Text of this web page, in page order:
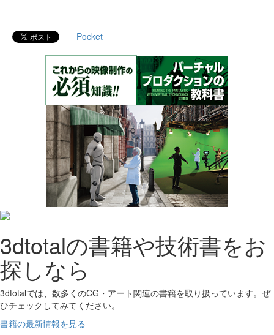
Pocket
3dtotalの書籍や技術書をお
探しなら
3dtotalでは、数多くのCG・アート関連の書籍を取り扱っています。ぜ
ひチェックしてみてください。
書籍の最新情報を見る